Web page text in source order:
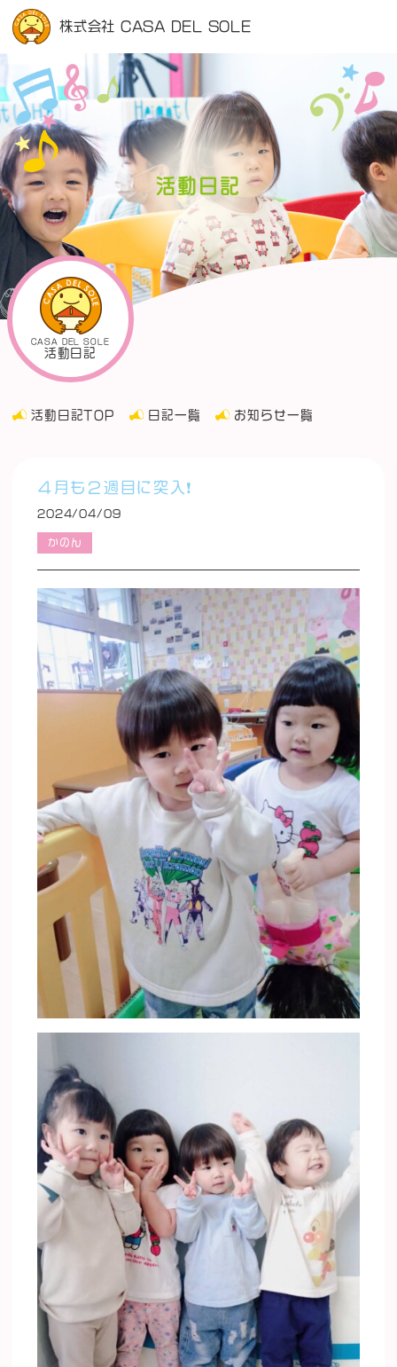
株式会社 CASA DEL SOLE
活動日記
CASA DEL SOLE
活動日記
活動日記TOP 日記一覧 お知らせ一覧
４月も２週目に突入❗️
2024/04/09
かのん